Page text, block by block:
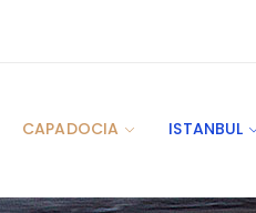
CAPADOCIA ISTANBUL